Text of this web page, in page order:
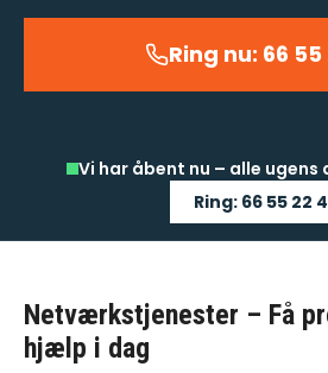
Ring nu: 66 55
Vi har åbent nu – alle ugens
Ring: 66 55 22
Netværkstjenester – Få
hjælp i dag